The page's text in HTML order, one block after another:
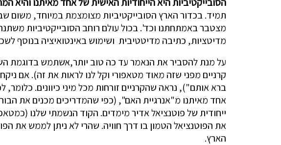
תמיד. בכדור הארץ הסובייקטיביות מצומצמת במיוחד, משום
מצטבר באמתחתנו וכד'. בכול עולם רוחב הסובייקטיביות
מדיטציות, כתיבה מדיטטיבית ושימוש באינטואיציה בנוסף
על מנת להסביר את הנאמר עד כה טוב יותר,אשתמש בדוגמת
קרניים מפני שזה מאוד מטאפורי וקל לנו לראות את זה). אם
ברא אותם"), נראה שהקרניים זורחות מכל מיני כיוונים.
אחד מאיתנו מ"אנרגיית האם", (כפי שהמדריכים מכנים את
ייחודית של פוטנציאל אדיר מימדים. הקוד הנשמתי שלנו
את הפוטנציאל הטמון בו דרך חוויה. שהרי לא ניתן לממש את
הארץ.